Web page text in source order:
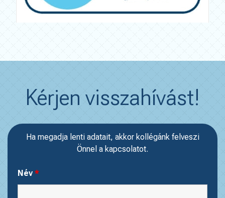
Kérjen visszahívást!
Ha megadja lenti adatait, akkor kollégánk felveszi
Önnel a kapcsolatot.
Név *